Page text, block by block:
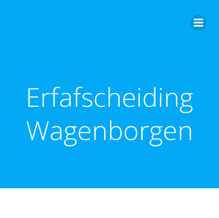
Erfafscheiding
Wagenborgen